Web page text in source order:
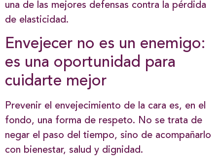
una de las mejores defensas contra la pérdida
de elasticidad.
Envejecer no es un enemigo:
es una oportunidad para
cuidarte mejor
Prevenir el envejecimiento de la cara es, en el
fondo, una forma de respeto. No se trata de
negar el paso del tiempo, sino de acompañarlo
con bienestar, salud y dignidad.